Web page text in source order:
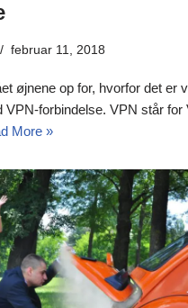
februar 11, 2018
øjnene op for, hvorfor det er
VPN-forbindelse. VPN står for
More »